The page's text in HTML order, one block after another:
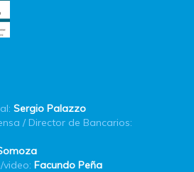
Sergio Palazzo
/ Director de Bancarios:
Facundo Peña